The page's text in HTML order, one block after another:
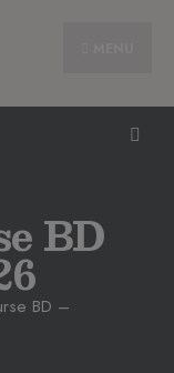
BD
BD –